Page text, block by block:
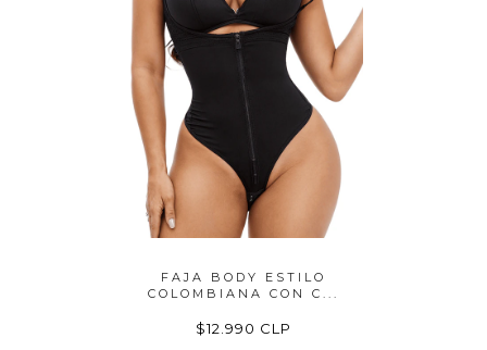
FAJA BODY ESTILO
COLOMBIANA CON C...
$12.990 CLP